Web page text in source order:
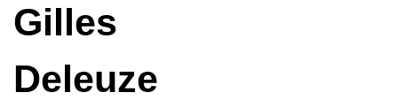
Gilles
Deleuze